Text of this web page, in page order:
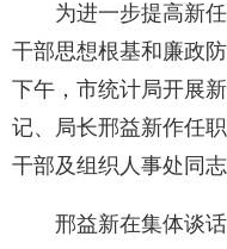
为进一步提高新任
干部思想根基和廉政
下午，市统计局开展
记、局长邢益新作任
干部及组织人事处同志
邢益新在集体谈话